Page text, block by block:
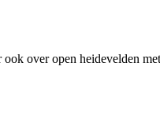
over open heidevelden